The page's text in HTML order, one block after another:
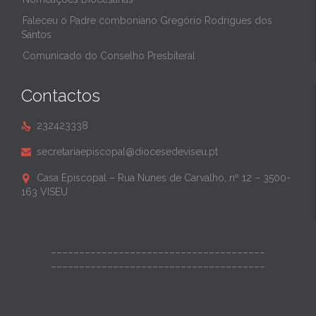
Faleceu o Padre comboniano Gregório Rodrigues dos
Santos
Comunicado do Conselho Presbiteral
Contactos
 232423338
 secretariaepiscopal@diocesedeviseu.pt

Casa Episcopal – Rua Nunes de Carvalho, nº 12 – 3500-
163 VISEU